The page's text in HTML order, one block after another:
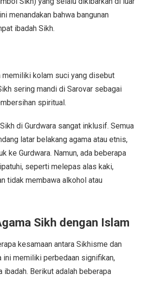
menandakan bahwa bangunan
ibadah Sikh.
memiliki kolam suci yang disebut
sering mandi di Sarovar sebagai
spiritual.
di Gurdwara sangat inklusif. Semua
latar belakang agama atau etnis,
ke Gurdwara. Namun, ada beberapa
seperti melepas alas kaki,
tidak membawa alkohol atau
Sikh dengan Islam
kesamaan antara Sikhisme dan
ini memiliki perbedaan signifikan,
ibadah. Berikut adalah beberapa